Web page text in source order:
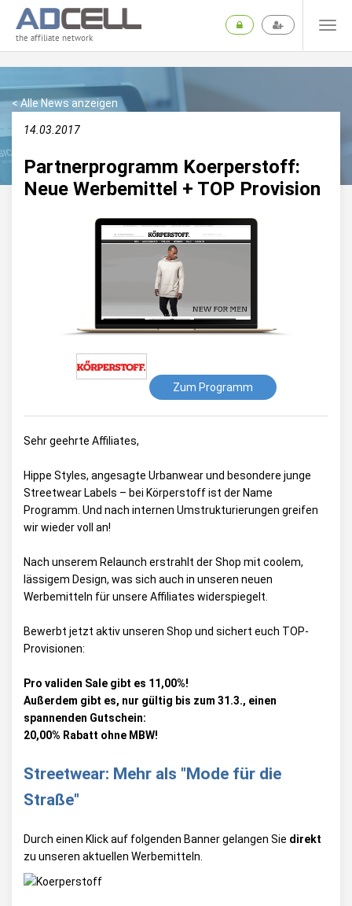
the affiliate network
< Alle News anzeigen
14.03.2017
Partnerprogramm Koerperstoff:
Neue Werbemittel + TOP Provision
Zum Programm
Sehr geehrte Affiliates,
Hippe Styles, angesagte Urbanwear und besondere junge
Streetwear Labels – bei Körperstoff ist der Name
Programm. Und nach internen Umstrukturierungen greifen
wir wieder voll an!
Nach unserem Relaunch erstrahlt der Shop mit coolem,
lässigem Design, was sich auch in unseren neuen
Werbemitteln für unsere Affiliates widerspiegelt.
Bewerbt jetzt aktiv unseren Shop und sichert euch TOP-
Provisionen:
Pro validen Sale gibt es 11,00%!
Außerdem gibt es, nur gültig bis zum 31.3., einen
spannenden Gutschein:
20,00% Rabatt ohne MBW!
Streetwear: Mehr als "Mode für die
Straße"
Durch einen Klick auf folgenden Banner gelangen Sie direkt
zu unseren aktuellen Werbemitteln.